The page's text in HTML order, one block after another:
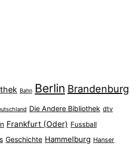
Bahn Berlin Brandenburg
Die Andere Bibliothek dtv
Frankfurt (Oder) Fussball
Geschichte Hammelburg Hanser